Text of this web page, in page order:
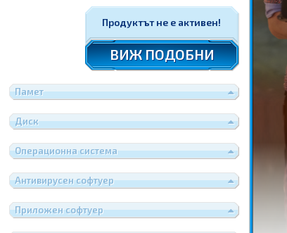
Продуктът не е активен!
ВИЖ ПОДОБНИ
Памет
Диск
Операционна система
Антивирусен софтуер
Приложен софтуер